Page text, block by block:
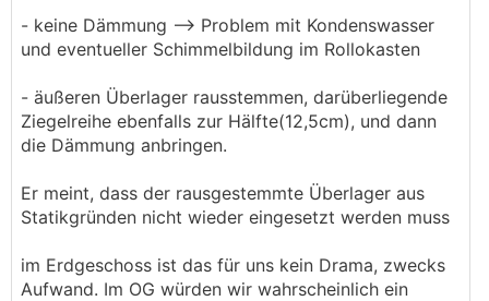
- keine Dämmung --> Problem mit Kondenswasser
und eventueller Schimmelbildung im Rollokasten
- äußeren Überlager rausstemmen, darüberliegende
Ziegelreihe ebenfalls zur Hälfte(12,5cm), und dann
die Dämmung anbringen.
Er meint, dass der rausgestemmte Überlager aus
Statikgründen nicht wieder eingesetzt werden muss
im Erdgeschoss ist das für uns kein Drama, zwecks
Aufwand. Im OG würden wir wahrscheinlich ein